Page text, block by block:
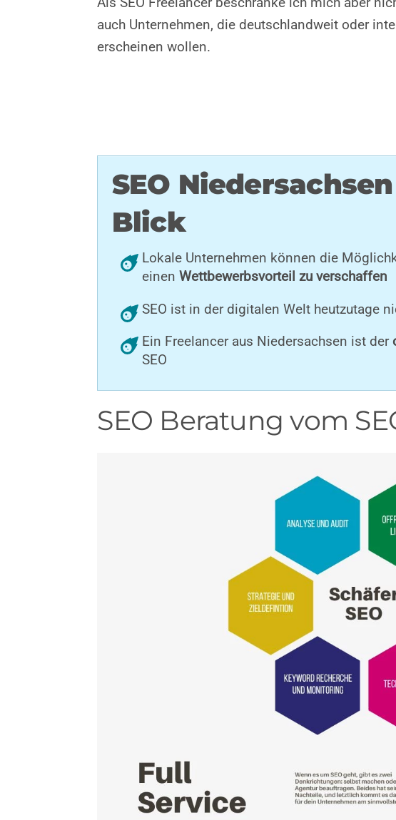
auch Unternehmen, die deutschlandweit oder
erscheinen wollen.
SEO
Blick
Lokale Unternehmen können die
einen Wettbewerbsvorteil zu verschaffen
SEO ist in der digitalen Welt heutzutage
Ein Freelancer aus Niedersachsen ist der
SEO
SEO Beratung vom